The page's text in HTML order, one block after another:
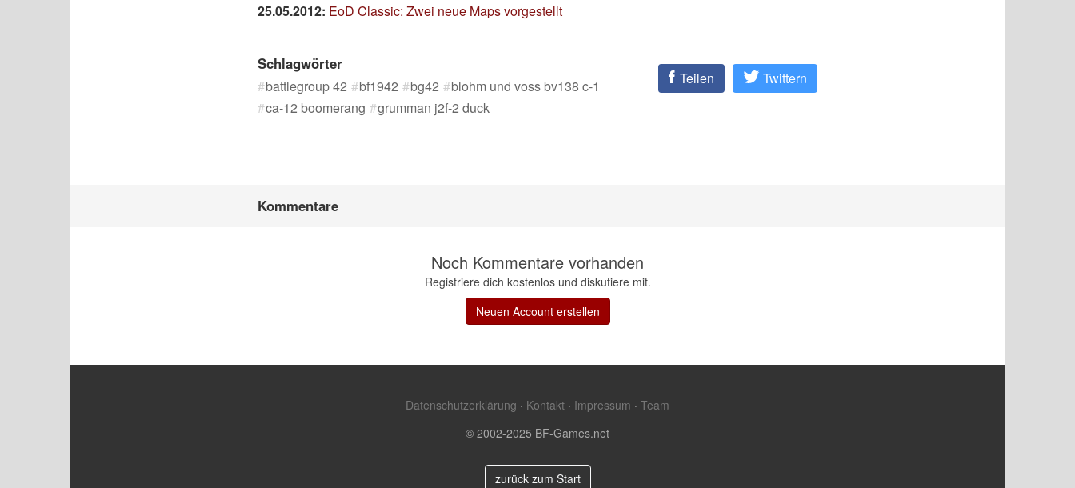
25.05.2012: EoD Classic: Zwei neue Maps vorgestellt
Teilen Twittern
Schlagwörter
battlegroup 42 bf1942 bg42
blohm und voss bv138 c-1
ca-12 boomerang
grumman j2f-2 duck
Kommentare
Noch Kommentare vorhanden
Registriere dich kostenlos und diskutiere mit.
Neuen Account erstellen
Datenschutzerklärung · Kontakt · Impressum · Team
© 2002-2025 BF-Games.net
zurück zum Start